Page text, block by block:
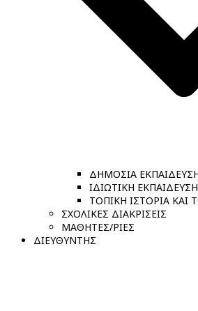
ΔΗΜΟΣΙΑ
ΙΔΙΩΤΙΚΗ ΕΚΠΑΙΔΕΥΣΗ
ΤΟΠΙΚΗ ΙΣΤΟΡΙΑ ΚΑΙ
ΣΧΟΛΙΚΕΣ ΔΙΑΚΡΙΣΕΙΣ
ΜΑΘΗΤΕΣ/ΡΙΕΣ
ΔΙΕΥΘΥΝΤΗΣ